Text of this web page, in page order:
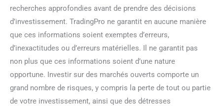
recherches approfondies avant de prendre des décisions
d’investissement. TradingPro ne garantit en aucune manière
que ces informations soient exemptes d’erreurs,
d’inexactitudes ou d’erreurs matérielles. Il ne garantit pas
non plus que ces informations soient d’une nature
opportune. Investir sur des marchés ouverts comporte un
grand nombre de risques, y compris la perte de tout ou partie
de votre investissement, ainsi que des détresses